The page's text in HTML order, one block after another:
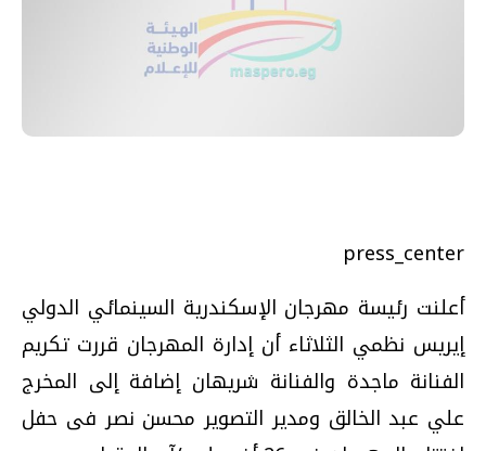
press_center
أعلنت رئيسة مهرجان الإسكندرية السينمائي الدولي
إيريس نظمي الثلاثاء أن إدارة المهرجان قررت تكريم
الفنانة ماجدة والفنانة شريهان إضافة إلى المخرج
علي عبد الخالق ومدير التصوير محسن نصر فى حفل